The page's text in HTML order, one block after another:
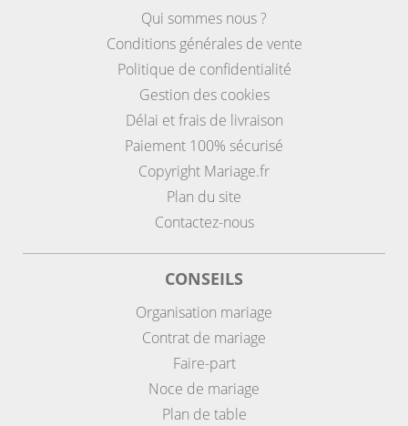
Qui sommes nous ?
Conditions générales de vente
Politique de confidentialité
Gestion des cookies
Délai et frais de livraison
Paiement 100% sécurisé
Copyright Mariage.fr
Plan du site
Contactez-nous
CONSEILS
Organisation mariage
Contrat de mariage
Faire-part
Noce de mariage
Plan de table